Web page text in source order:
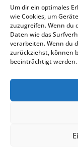
Um dir ein optimales
wie Cookies, um
zuzugreifen. Wenn du
Daten wie das
verarbeiten. Wenn du
zurückziehst, können
beeinträchtigt werden.